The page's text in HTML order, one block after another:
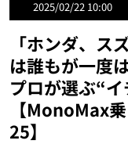
2025/02/22 10:00
「ホンダ、ス
は誰もが一度
プロが選ぶ“
【MonoMax
25】